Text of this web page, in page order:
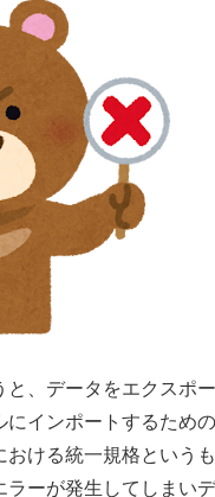
と、データをエクスポ
にインポートするため
おける統一規格という
ラーが発生してしまい